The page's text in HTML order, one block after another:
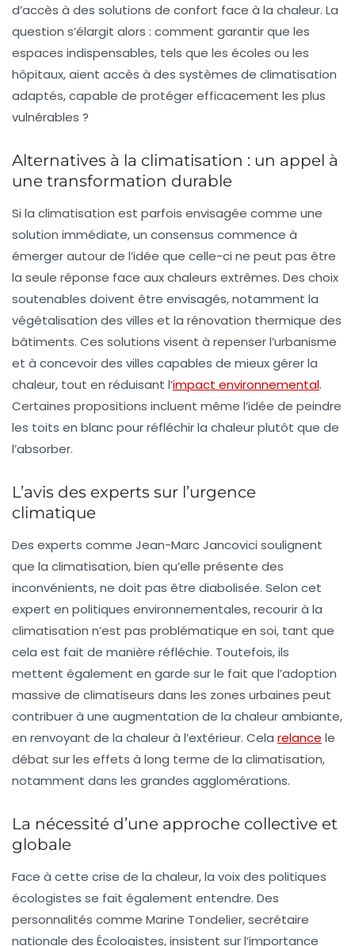
d’accès à des solutions de confort face à la chaleur. La
question s’élargit alors : comment garantir que les
espaces indispensables, tels que les écoles ou les
hôpitaux, aient accès à des systèmes de climatisation
adaptés, capable de protéger efficacement les plus
vulnérables ?
Alternatives à la climatisation : un appel à
une transformation durable
Si la climatisation est parfois envisagée comme une
solution immédiate, un consensus commence à
émerger autour de l’idée que celle-ci ne peut pas être
la seule réponse face aux chaleurs extrêmes. Des choix
soutenables doivent être envisagés, notamment la
végétalisation des villes et la rénovation thermique des
bâtiments. Ces solutions visent à repenser l’urbanisme
et à concevoir des villes capables de mieux gérer la
chaleur, tout en réduisant l’impact environnemental.
Certaines propositions incluent même l’idée de peindre
les toits en blanc pour réfléchir la chaleur plutôt que de
l’absorber.
L’avis des experts sur l’urgence
climatique
Des experts comme Jean-Marc Jancovici soulignent
que la climatisation, bien qu’elle présente des
inconvénients, ne doit pas être diabolisée. Selon cet
expert en politiques environnementales, recourir à la
climatisation n’est pas problématique en soi, tant que
cela est fait de manière réfléchie. Toutefois, ils
mettent également en garde sur le fait que l’adoption
massive de climatiseurs dans les zones urbaines peut
contribuer à une augmentation de la chaleur ambiante,
en renvoyant de la chaleur à l’extérieur. Cela relance le
débat sur les effets à long terme de la climatisation,
notamment dans les grandes agglomérations.
La nécessité d’une approche collective et
globale
Face à cette crise de la chaleur, la voix des politiques
écologistes se fait également entendre. Des
personnalités comme Marine Tondelier, secrétaire
nationale des Écologistes, insistent sur l’importance